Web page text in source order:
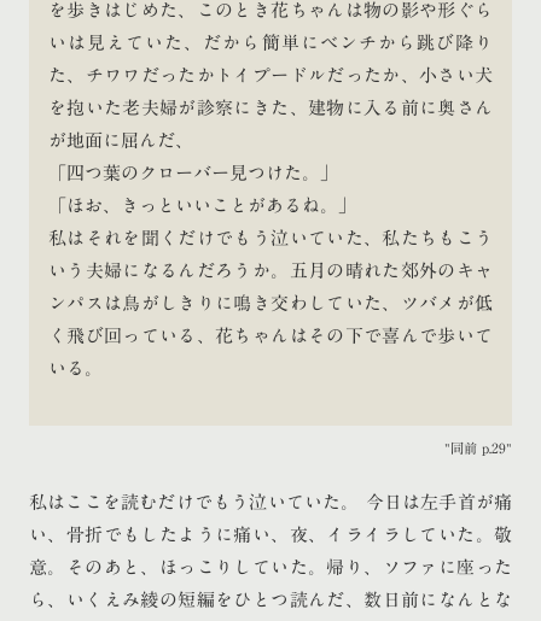
を歩きはじめた、このとき花ちゃんは物の影や形ぐら
いは見えていた、だから簡単にベンチから跳び降り
た、チワワだったかトイプードルだったか、小さい犬
を抱いた老夫婦が診察にきた、建物に入る前に奥さん
が地面に屈んだ、
「四つ葉のクローバー見つけた。」
「ほお、きっといいことがあるね。」
私はそれを聞くだけでもう泣いていた、私たちもこう
いう夫婦になるんだろうか。五月の晴れた郊外のキャ
ンパスは鳥がしきりに鳴き交わしていた、ツバメが低
く飛び回っている、花ちゃんはその下で喜んで歩いて
いる。
同前 p.29
私はここを読むだけでもう泣いていた。 今日は左手首が痛
い、骨折でもしたように痛い、夜、イライラしていた。敬
意。そのあと、ほっこりしていた。帰り、ソファに座った
ら、いくえみ綾の短編をひとつ読んだ、数日前になんとな